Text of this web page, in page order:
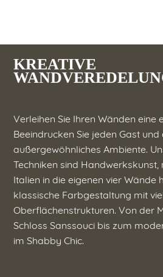
KREATIVE
Verleihen Sie Ihren Wänden eine
Beeindrucken Sie jeden Gast und
außergewöhnliches Ambiente.
Techniken sind Handwerkskunst,
Italien in die eigenen vier Wände
klassische Farbgestaltung mit
Oberflächenstrukturen. Von der
Schloss Sanssouci bis zum
im Shabby Chic.